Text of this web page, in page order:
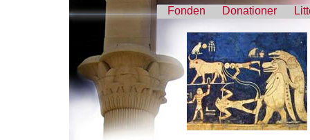
Fonden Donationer